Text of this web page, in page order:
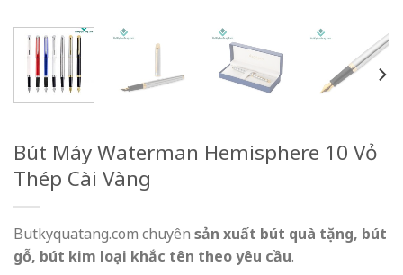
Bút Máy Waterman Hemisphere 10 Vỏ
Thép Cài Vàng
Butkyquatang.com chuyên sản xuất bút quà tặng, bút
gỗ, bút kim loại khắc tên theo yêu cầu.